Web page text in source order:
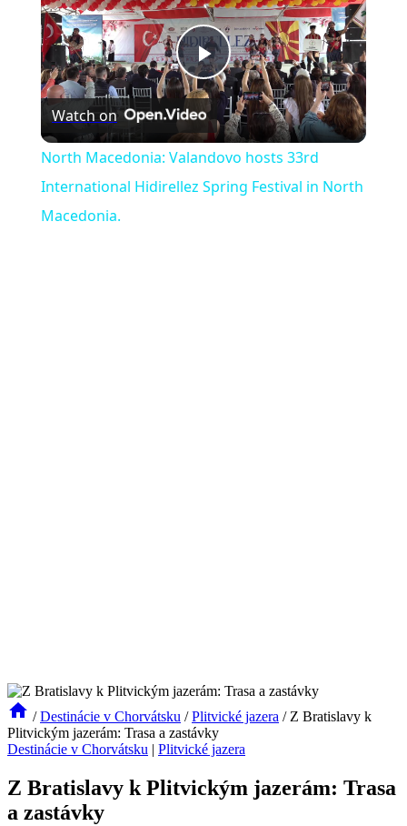
Play
Video
Watch on
North Macedonia: Valandovo hosts 33rd
International Hidirellez Spring Festival in North
Macedonia.
/ Destinácie v Chorvátsku / Plitvické jazera / Z Bratislavy k
Plitvickým jazerám: Trasa a zastávky
Destinácie v Chorvátsku | Plitvické jazera
Z Bratislavy k Plitvickým jazerám: Trasa
a zastávky